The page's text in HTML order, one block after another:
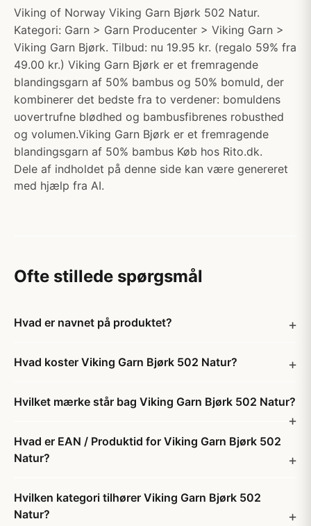
Viking of Norway Viking Garn Bjørk 502 Natur.
Kategori: Garn > Garn Producenter > Viking Garn >
Viking Garn Bjørk. Tilbud: nu 19.95 kr. (regalo 59% fra
49.00 kr.) Viking Garn Bjørk er et fremragende
blandingsgarn af 50% bambus og 50% bomuld, der
kombinerer det bedste fra to verdener: bomuldens
uovertrufne blødhed og bambusfibrenes robusthed
og volumen.Viking Garn Bjørk er et fremragende
blandingsgarn af 50% bambus Køb hos Rito.dk.
Dele af indholdet på denne side kan være genereret
med hjælp fra AI.
Ofte stillede spørgsmål
Hvad er navnet på produktet?
Hvad koster Viking Garn Bjørk 502 Natur?
Hvilket mærke står bag Viking Garn Bjørk 502 Natur?
Hvad er EAN / Produktid for Viking Garn Bjørk 502
Natur?
Hvilken kategori tilhører Viking Garn Bjørk 502
Natur?